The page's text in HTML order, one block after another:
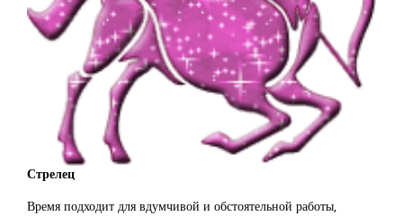
Стрелец
Время подходит для вдумчивой и обстоятельной работы,